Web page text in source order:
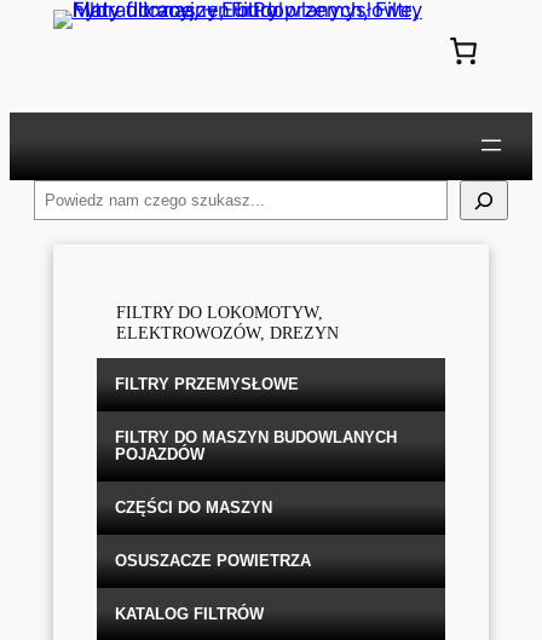
Przejdź
Szukaj
FILTRY DO LOKOMOTYW,
ELEKTROWOZÓW, DREZYN
FILTRY PRZEMYSŁOWE
FILTRY DO MASZYN BUDOWLANYCH
POJAZDÓW
CZĘŚCI DO MASZYN
OSUSZACZE POWIETRZA
KATALOG FILTRÓW